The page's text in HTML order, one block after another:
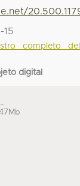
15
completo del
digital